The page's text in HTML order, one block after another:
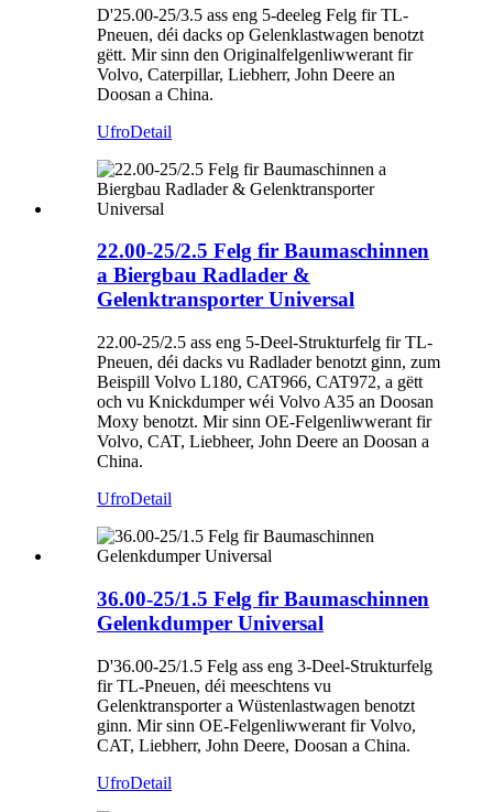
D'25.00-25/3.5 ass eng 5-deeleg Felg fir TL-
Pneuen, déi dacks op Gelenklastwagen benotzt
gëtt. Mir sinn den Originalfelgenliwwerant fir
Volvo, Caterpillar, Liebherr, John Deere an
Doosan a China.
UfroDetail
22.00-25/2.5 Felg fir Baumaschinnen
a Biergbau Radlader &
Gelenktransporter Universal
22.00-25/2.5 ass eng 5-Deel-Strukturfelg fir TL-
Pneuen, déi dacks vu Radlader benotzt ginn, zum
Beispill Volvo L180, CAT966, CAT972, a gëtt
och vu Knickdumper wéi Volvo A35 an Doosan
Moxy benotzt. Mir sinn OE-Felgenliwwerant fir
Volvo, CAT, Liebheer, John Deere an Doosan a
China.
UfroDetail
36.00-25/1.5 Felg fir Baumaschinnen
Gelenkdumper Universal
D'36.00-25/1.5 Felg ass eng 3-Deel-Strukturfelg
fir TL-Pneuen, déi meeschtens vu
Gelenktransporter a Wüstenlastwagen benotzt
ginn. Mir sinn OE-Felgenliwwerant fir Volvo,
CAT, Liebherr, John Deere, Doosan a China.
UfroDetail